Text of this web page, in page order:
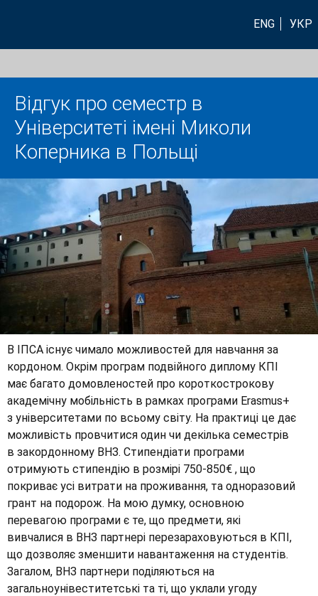
ENG УКР
Відгук про семестр в
Університеті імені Миколи
Коперника в Польщі
В ІПСА існує чимало можливостей для навчання за
кордоном. Окрім програм подвійного диплому КПІ
має багато домовленостей про короткострокову
академічну мобільність в рамках програми Erasmus+
з університетами по всьому світу. На практиці це дає
можливість провчитися один чи декілька семестрів
в закордонному ВНЗ. Стипендіати програми
отримують стипендію в розмірі 750-850€ , що
покриває усі витрати на проживання, та одноразовий
грант на подорож. На мою думку, основною
перевагою програми є те, що предмети, які
вивчалися в ВНЗ партнері перезараховуються в КПІ,
що дозволяє зменшити навантаження на студентів.
Загалом, ВНЗ партнери поділяються на
загальноунівеститетські та ті, що уклали угоду